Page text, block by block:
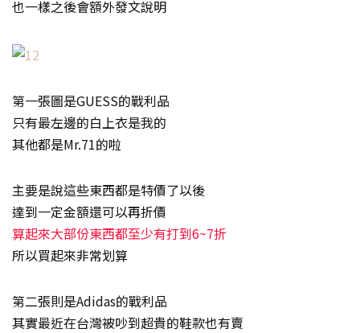
也一樣之後會額外發文說明
第一張圖是GUESS的戰利品
只有最左邊的白上衣是我的
其他都是Mr.71的啦
主要是說這些東西都是特價了以後
達到一定金額還可以再折價
算起來大部份東西都至少有打到6~7折
所以買起來非常划算
第二張則是Adidas的戰利品
其實最近在台灣被吵到超貴的鞋款也有賣